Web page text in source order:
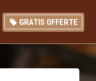
GRATIS OFFERTE